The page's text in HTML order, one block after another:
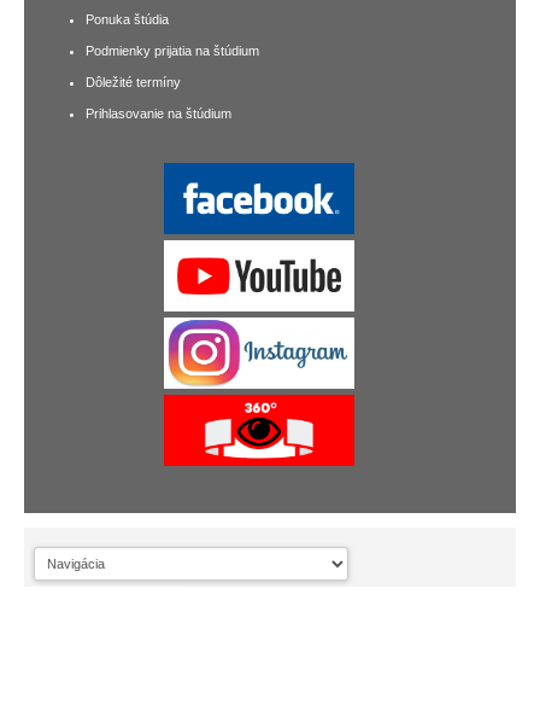
Ponuka štúdia
Podmienky prijatia na štúdium
Dôležité termíny
Prihlasovanie na štúdium